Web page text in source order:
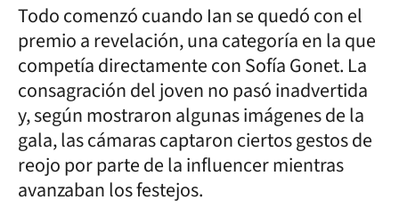
Todo comenzó cuando Ian se quedó con el
premio a revelación, una categoría en la que
competía directamente con Sofía Gonet. La
consagración del joven no pasó inadvertida
y, según mostraron algunas imágenes de la
gala, las cámaras captaron ciertos gestos de
reojo por parte de la influencer mientras
avanzaban los festejos.